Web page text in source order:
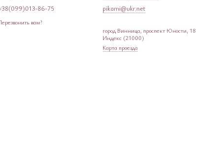
86-75
вам?
pikami@ukr.net
город Винница, проспект Юности, 18
Индекс (21000)
Карта проезда